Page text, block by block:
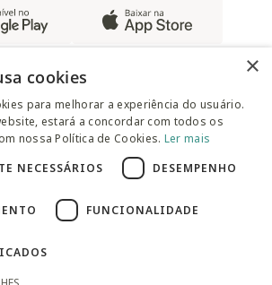
@westwingbr
uma empresa certificada
Varejista S.A WESTWING
- Torre A 5° andar - Vila Hamburguesa -
×
cookies
para melhorar a experiência do usuário.
estará a concordar com todos os
nossa Política de Cookies. Ler mais
NECESSÁRIOS
DESEMPENHO
FUNCIONALIDADE